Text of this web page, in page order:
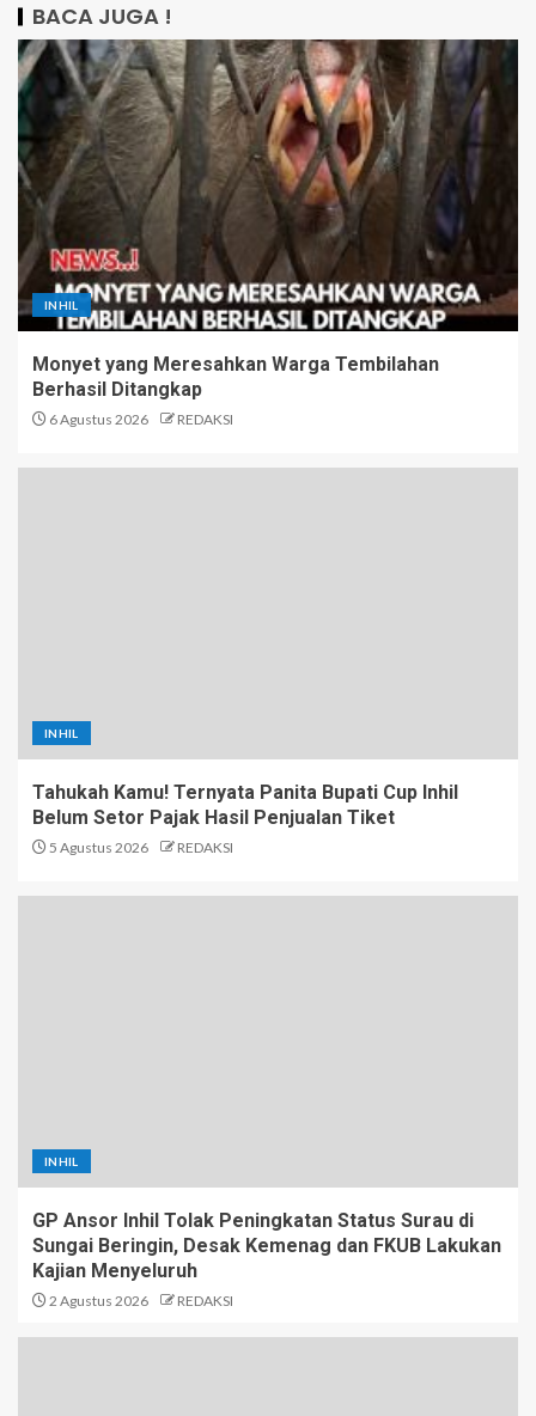
BACA JUGA !
INHIL
Monyet yang Meresahkan Warga Tembilahan
Berhasil Ditangkap
6 Agustus 2026 REDAKSI
INHIL
Tahukah Kamu! Ternyata Panita Bupati Cup Inhil
Belum Setor Pajak Hasil Penjualan Tiket
5 Agustus 2026 REDAKSI
INHIL
GP Ansor Inhil Tolak Peningkatan Status Surau di
Sungai Beringin, Desak Kemenag dan FKUB Lakukan
Kajian Menyeluruh
2 Agustus 2026 REDAKSI